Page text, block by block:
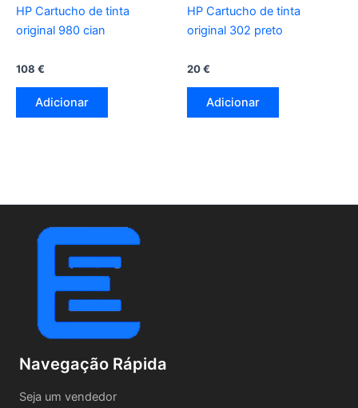
HP Cartucho de tinta
original 980 cian
108 €
Adicionar
HP Cartucho de tinta
original 302 preto
20€
Adicionar
Navegação Rápida
Seja um vendedor